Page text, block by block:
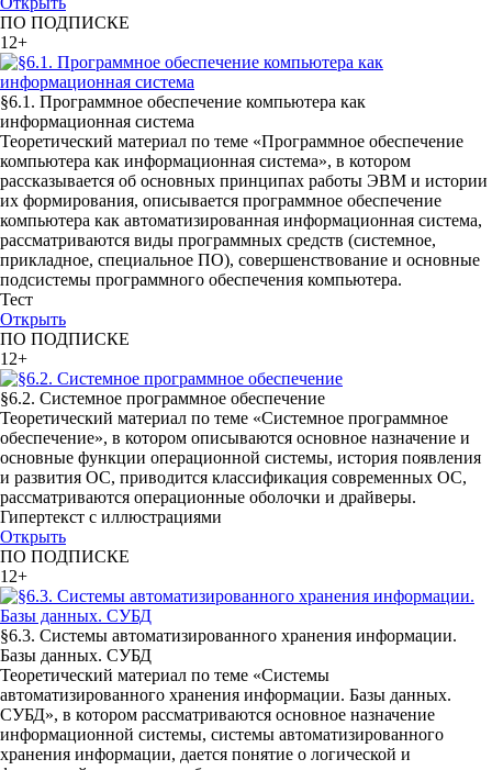
ПО ПОДПИСКЕ
12+
§6.1. Программное обеспечение компьютера как
информационная система
Теоретический материал по теме «Программное обеспечение
компьютера как информационная система», в котором
рассказывается об основных принципах работы ЭВМ и истории
их формирования, описывается программное обеспечение
компьютера как автоматизированная информационная система,
рассматриваются виды программных средств (системное,
прикладное, специальное ПО), совершенствование и основные
подсистемы программного обеспечения компьютера.
Тест
Открыть
ПО ПОДПИСКЕ
12+
§6.2. Системное программное обеспечение
Теоретический материал по теме «Системное программное
обеспечение», в котором описываются основное назначение и
основные функции операционной системы, история появления
и развития ОС, приводится классификация современных ОС,
рассматриваются операционные оболочки и драйверы.
Гипертекст с иллюстрациями
Открыть
ПО ПОДПИСКЕ
12+
§6.3. Системы автоматизированного хранения информации.
Базы данных. СУБД
Теоретический материал по теме «Системы
автоматизированного хранения информации. Базы данных.
СУБД», в котором рассматриваются основное назначение
информационной системы, системы автоматизированного
хранения информации, дается понятие о логической и